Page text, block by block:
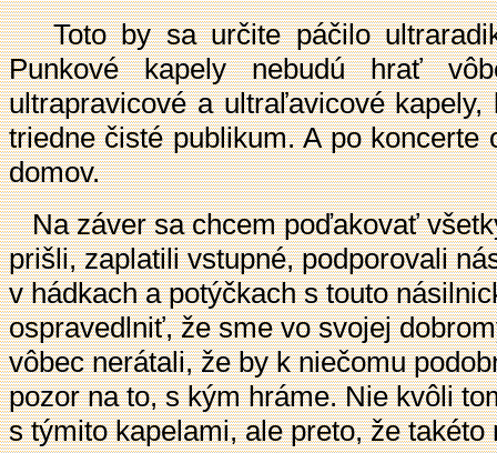
Toto by sa určite páčilo
Punkové kapely nebudú hrať
ultrapravicové a ultraľavicové
triedne čisté publikum. A po
domov.
Na záver sa chcem poďakovať
prišli, zaplatili vstupné, podporovali
v hádkach a potýčkach s touto
ospravedlniť, že sme vo svojej
vôbec nerátali, že by k niečomu
pozor na to, s kým hráme. Nie kvôli
s týmito kapelami, ale preto, že